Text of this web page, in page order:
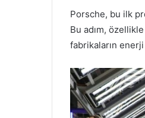
Porsche, bu ilk
Bu adım,
fabrikaların